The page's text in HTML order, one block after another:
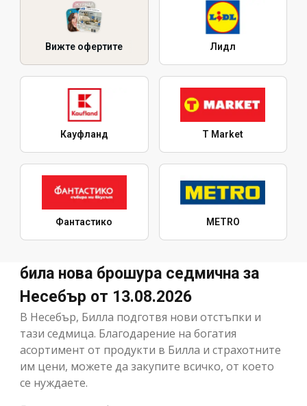
Вижте офертите Лидл
Кауфланд T Market
Фантастико METRO
била нова брошура седмична за
Несебър от 13.08.2026
В Несебър, Билла подготвя нови отстъпки и
тази седмица. Благодарение на богатия
асортимент от продукти в Билла и страхотните
им цени, можете да закупите всичко, от което
се нуждаете.